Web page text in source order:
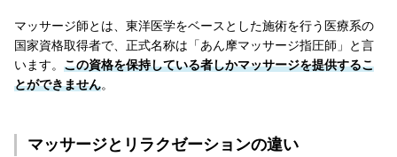
マッサージ師とは、東洋医学をベースとした施術を行う医療系の
国家資格取得者で、正式名称は「あん摩マッサージ指圧師」と言
います。 この資格を保持している者しかマッサージを提供するこ
とができません。
マッサージとリラクゼーションの違い